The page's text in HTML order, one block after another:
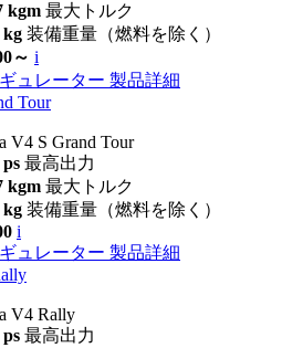
kgm 最大トルク
kg 装備重量（燃料を除く）
～ i
ュレーター 製品詳細
Tour
V4 S Grand Tour
ps 最高出力
kgm 最大トルク
kg 装備重量（燃料を除く）
i
ュレーター 製品詳細
V4 Rally
ps 最高出力